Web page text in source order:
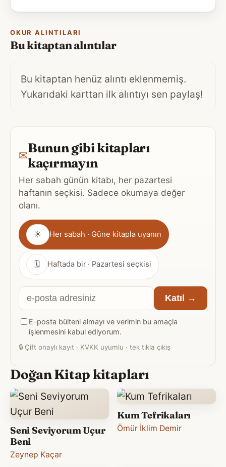
OKUR ALINTILARI
Bu kitaptan alıntılar
Bu kitaptan henüz alıntı eklenmemiş.
Yukarıdaki karttan ilk alıntıyı sen paylaş!
✉Bunun gibi kitapları
kaçırmayın
Her sabah günün kitabı, her pazartesi
haftanın seçkisi. Sadece okumaya değer
olanı.
Gönderim
sıklığı
☀ Her sabah · Güne kitapla uyanın
🗓 Haftada bir · Pazartesi seçkisi
E-
posta
adresiniz
Katıl →
E-posta bülteni almayı ve verimin bu amaçla
işlenmesini kabul ediyorum.
🔒 Çift onaylı kayıt · KVKK uyumlu · tek tıkla çıkış
Doğan Kitap kitapları
Seni Seviyorum Uçur
Beni
Zeynep Kaçar
Kum Tefrikaları
Ömür İklim Demir